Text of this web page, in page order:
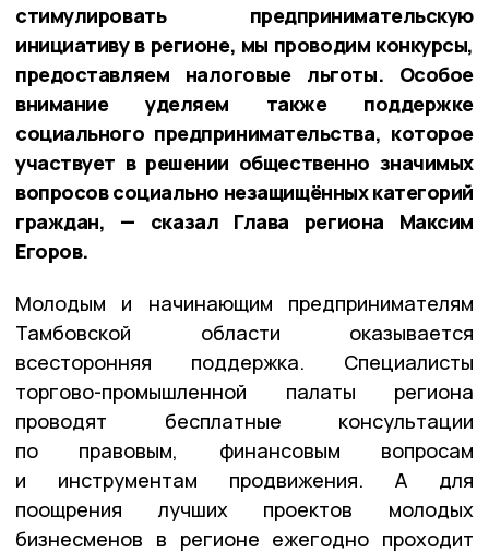
стимулировать предпринимательскую
инициативу в регионе, мы проводим конкурсы,
предоставляем налоговые льготы. Особое
внимание уделяем также поддержке
социального предпринимательства, которое
участвует в решении общественно значимых
вопросов социально незащищённых категорий
граждан, — сказал Глава региона Максим
Егоров.
Молодым и начинающим предпринимателям
Тамбовской области оказывается
всесторонняя поддержка. Специалисты
торгово-промышленной палаты региона
проводят бесплатные консультации
по правовым, финансовым вопросам
и инструментам продвижения. А для
поощрения лучших проектов молодых
бизнесменов в регионе ежегодно проходит